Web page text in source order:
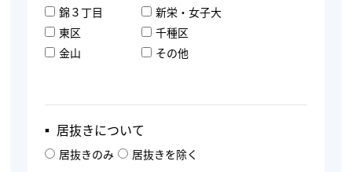
錦３丁目
新栄・女子大
東区
千種区
金山
その他
▪︎ 居抜きについて
居抜きのみ 居抜きを除く